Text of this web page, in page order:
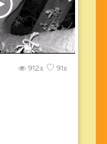
91x
912x